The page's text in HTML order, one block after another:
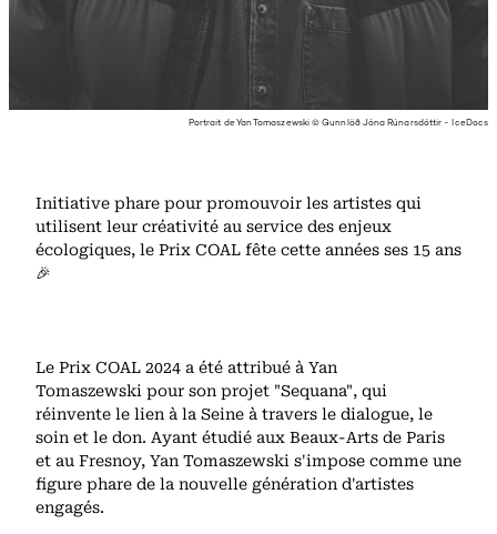
Portrait de Yan Tomaszewski © Gunnlöð Jóna Rúnarsdóttir - IceDocs
Initiative phare pour promouvoir les artistes qui
utilisent leur créativité au service des enjeux
écologiques, le Prix COAL fête cette années ses 15 ans
🎉
Le Prix COAL 2024 a été attribué à Yan
Tomaszewski pour son projet "Sequana", qui
réinvente le lien à la Seine à travers le dialogue, le
soin et le don. Ayant étudié aux Beaux-Arts de Paris
et au Fresnoy, Yan Tomaszewski s'impose comme une
figure phare de la nouvelle génération d'artistes
engagés.